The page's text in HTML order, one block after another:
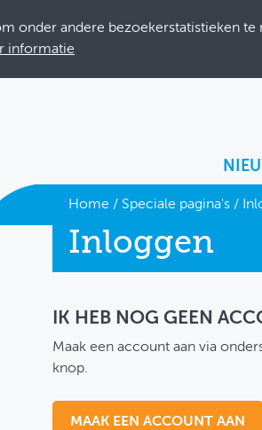
onder andere bezoekerstatistieken
informatie
Home / Speciale pagina's/
Inloggen
IK HEB NOG GEEN
Maak een account aan via
knop.
MAAK EEN ACCOUNT AAN